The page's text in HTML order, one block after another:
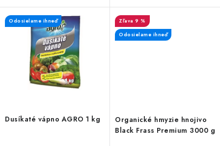
a plesňami a zároveň prispieva
k...
a plesňami a zároveň prispieva
k...
Dusíkaté vápno AGRO 1 kg
Odosielame ihneď
Organické hmyzie hnojivo
Black Frass Premium 3000 g
9 %
Odosielame ihneď